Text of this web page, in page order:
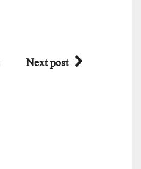
Next post